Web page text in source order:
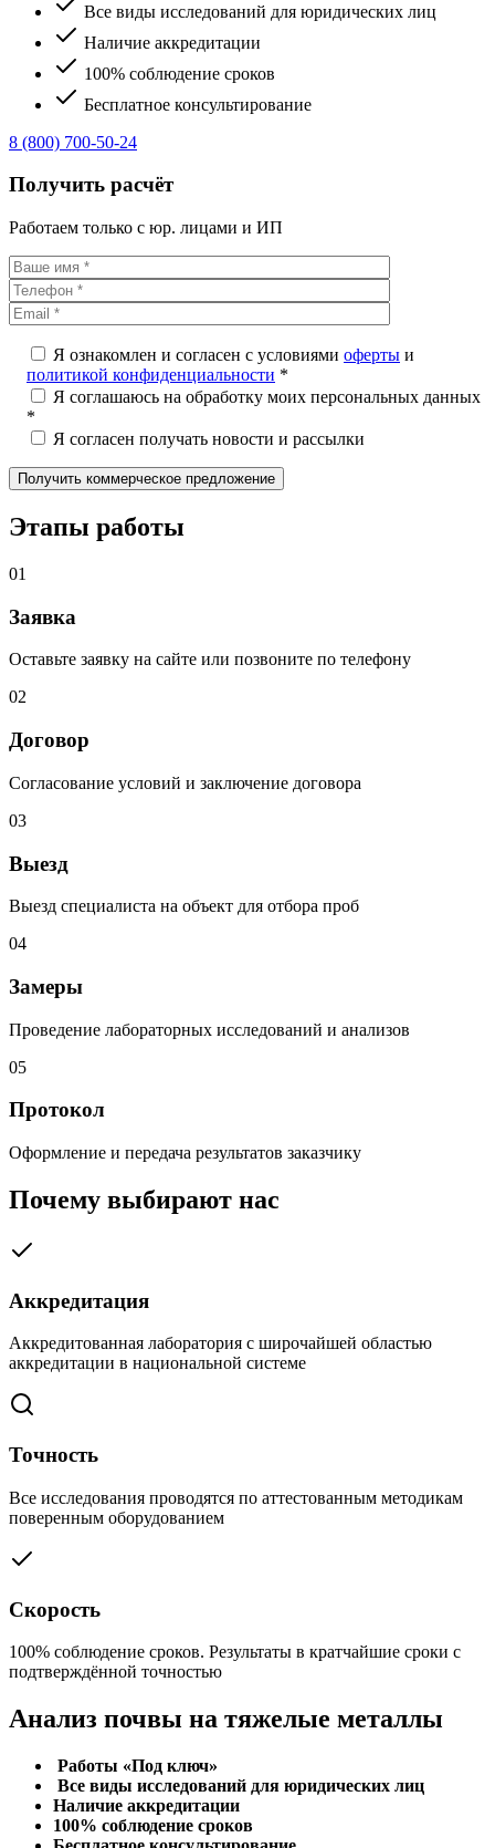
Все виды исследований для юридических лиц
Наличие аккредитации
100% соблюдение сроков
Бесплатное консультирование
8 (800) 700-50-24
Получить расчёт
Работаем только с юр. лицами и ИП
Я ознакомлен и согласен с условиями оферты и
политикой конфиденциальности *
Я соглашаюсь на обработку моих персональных данных
*
Я согласен получать новости и рассылки
Этапы работы
01
Заявка
Оставьте заявку на сайте или позвоните по телефону
02
Договор
Согласование условий и заключение договора
03
Выезд
Выезд специалиста на объект для отбора проб
04
Замеры
Проведение лабораторных исследований и анализов
05
Протокол
Оформление и передача результатов заказчику
Почему выбирают нас
Аккредитация
Аккредитованная лаборатория с широчайшей областью
аккредитации в национальной системе
Точность
Все исследования проводятся по аттестованным методикам
поверенным оборудованием
Скорость
100% соблюдение сроков. Результаты в кратчайшие сроки с
подтверждённой точностью
Анализ почвы на тяжелые металлы
Работы «Под ключ»
Все виды исследований для юридических лиц
Наличие аккредитации
100% соблюдение сроков